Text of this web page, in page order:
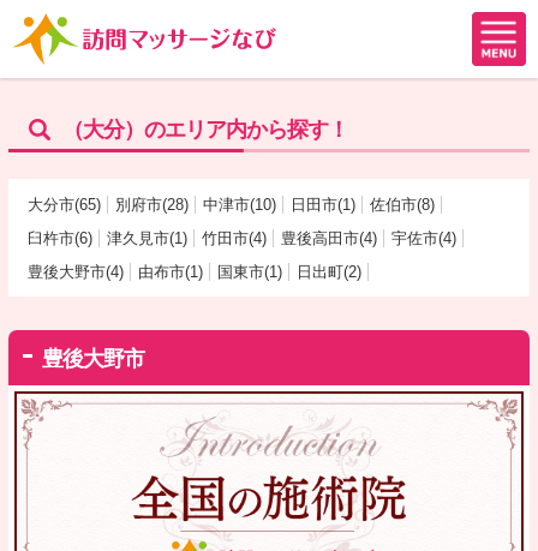
（大分）のエリア内から探す！
大分市(65) 別府市(28) 中津市(10) 日田市(1)
佐伯市(8)
臼杵市(6)
津久見市(1) 竹田市(4) 豊後高田市(4)
宇佐市(4)
豊後大野市(4)
由布市(1) 国東市(1) 日出町(2)
豊後大野市